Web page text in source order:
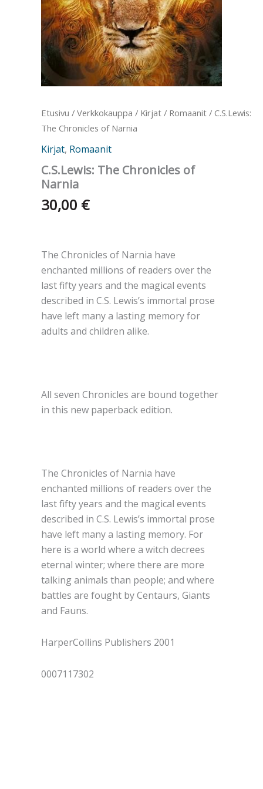
Etusivu / Verkkokauppa / Kirjat / Romaanit / C.S.Lewis:
The Chronicles of Narnia
Kirjat, Romaanit
C.S.Lewis: The Chronicles of
Narnia
30,00 €
The Chronicles of Narnia have
enchanted millions of readers over the
last fifty years and the magical events
described in C.S. Lewis’s immortal prose
have left many a lasting memory for
adults and children alike.
All seven Chronicles are bound together
in this new paperback edition.
The Chronicles of Narnia have
enchanted millions of readers over the
last fifty years and the magical events
described in C.S. Lewis’s immortal prose
have left many a lasting memory. For
here is a world where a witch decrees
eternal winter; where there are more
talking animals than people; and where
battles are fought by Centaurs, Giants
and Fauns.
HarperCollins Publishers 2001
0007117302